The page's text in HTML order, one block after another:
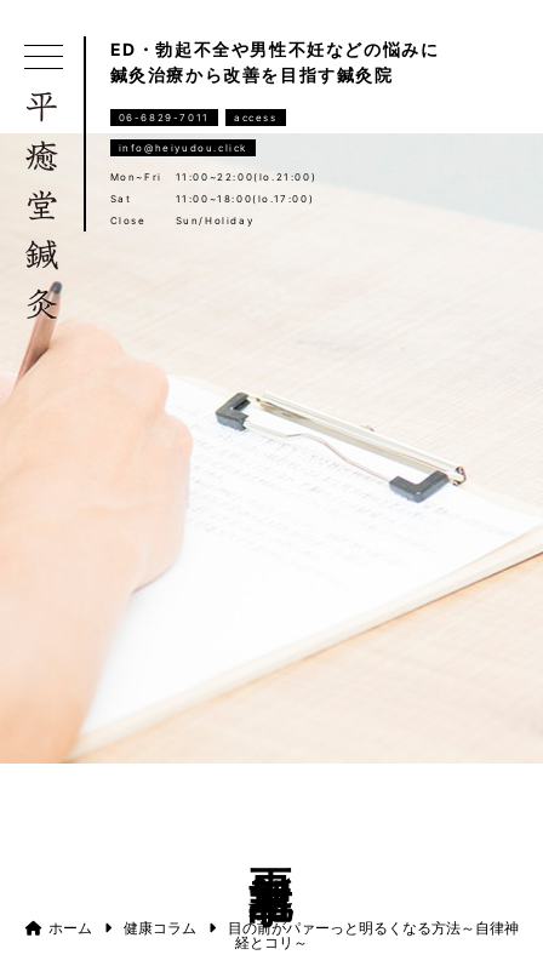
ED・勃起不全や男性不妊などの悩みに
鍼灸治療から改善を目指す鍼灸院
06-6829-7011 access
info@heiyudou.click
Mon~Fri
11:00~22:00(lo.21:00)
Sat
11:00~18:00(lo.17:00)
Close
Sun/Holiday
ホーム 健康コラム
目の前がパァーっと明るくなる方法～自律神
経とコリ～